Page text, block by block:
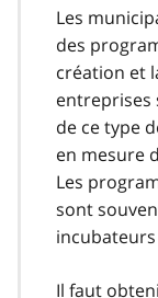
Les
des
création et
entreprises
de ce type
en mesure
Les
sont
incubateurs
Il faut